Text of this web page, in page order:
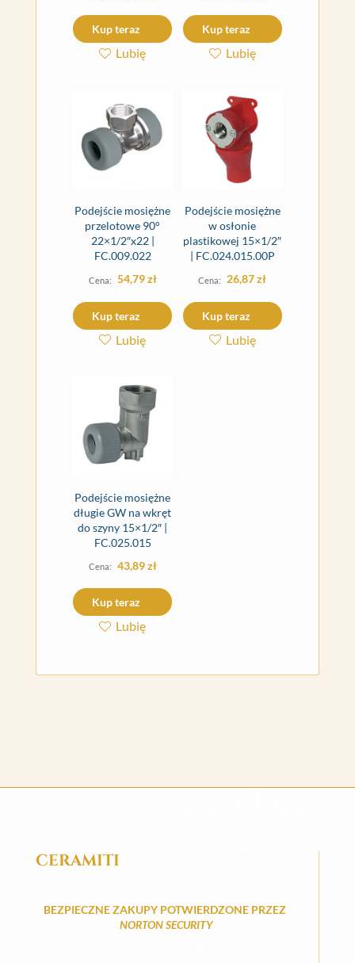
Kup teraz
Lubię
Kup teraz
Lubię
Podejście mosiężne
przelotowe 90°
22×1/2″x22 |
FC.009.022
54,79zł
Kup teraz
Lubię
Podejście mosiężne
w osłonie
plastikowej 15×1/2″
| FC.024.015.00P
26,87zł
Kup teraz
Lubię
Podejście mosiężne
długie GW na wkręt
do szyny 15×1/2″ |
FC.025.015
43,89zł
Kup teraz
Lubię
CERAMITI
BEZPIECZNE ZAKUPY POTWIERDZONE PRZEZ
NORTON SECURITY